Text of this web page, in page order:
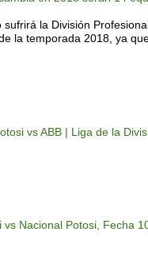
sufrirá la División
la temporada 2018, ya
vs ABB | Liga de la
vs Nacional Potosi, Fecha